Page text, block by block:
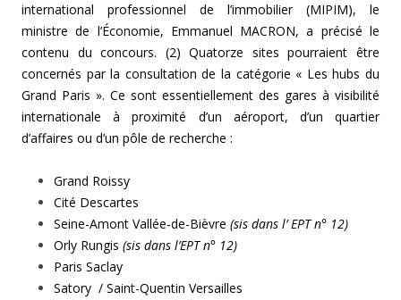
international professionnel de l’immobilier (MIPIM), le
ministre de l’Économie, Emmanuel MACRON, a précisé le
contenu du concours. (2) Quatorze sites pourraient être
concernés par la consultation de la catégorie « Les hubs du
Grand Paris ». Ce sont essentiellement des gares à visibilité
internationale à proximité d’un aéroport, d’un quartier
d’affaires ou d’un pôle de recherche :
Grand Roissy
Cité Descartes
Seine-Amont Vallée-de-Bièvre (sis dans l’ EPT n° 12)
Orly Rungis (sis dans l’EPT n° 12)
Paris Saclay
Satory / Saint-Quentin Versailles